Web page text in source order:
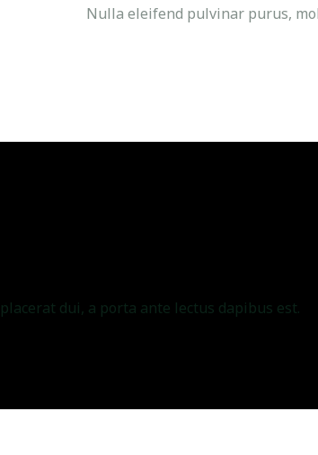
Nulla eleifend pulvinar purus,
dui, a porta ante lectus dapibus est.